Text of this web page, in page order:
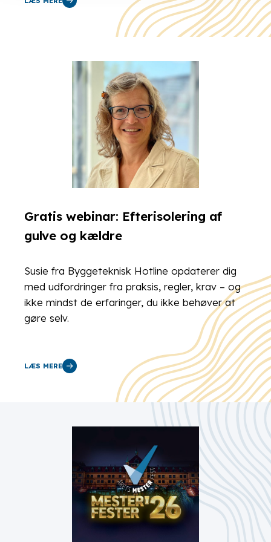
Gratis webinar: Efterisolering af
gulve og kældre
Susie fra Byggeteknisk Hotline opdaterer dig
med udfordringer fra praksis, regler, krav – og
ikke mindst de erfaringer, du ikke behøver at
gøre selv.
LÆS MERE